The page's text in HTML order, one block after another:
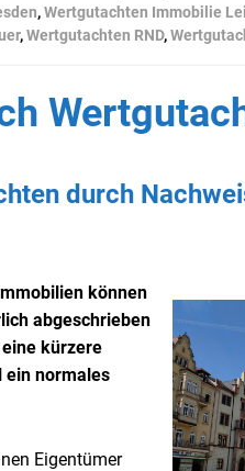
,Wertgutachten Immobilie
,Wertgutachten RND,
durch
können
abgeschrieben
kürzere
ein normales
Eigentümer